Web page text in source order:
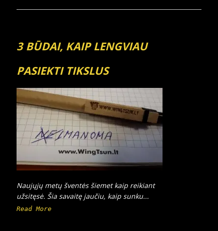
3 BŪDAI, KAIP LENGVIAU
PASIEKTI TIKSLUS
Naujųjų metų šventės šiemet kaip reikiant
užsitęsė. Šia savaitę jaučiu, kaip sunku...
Read More